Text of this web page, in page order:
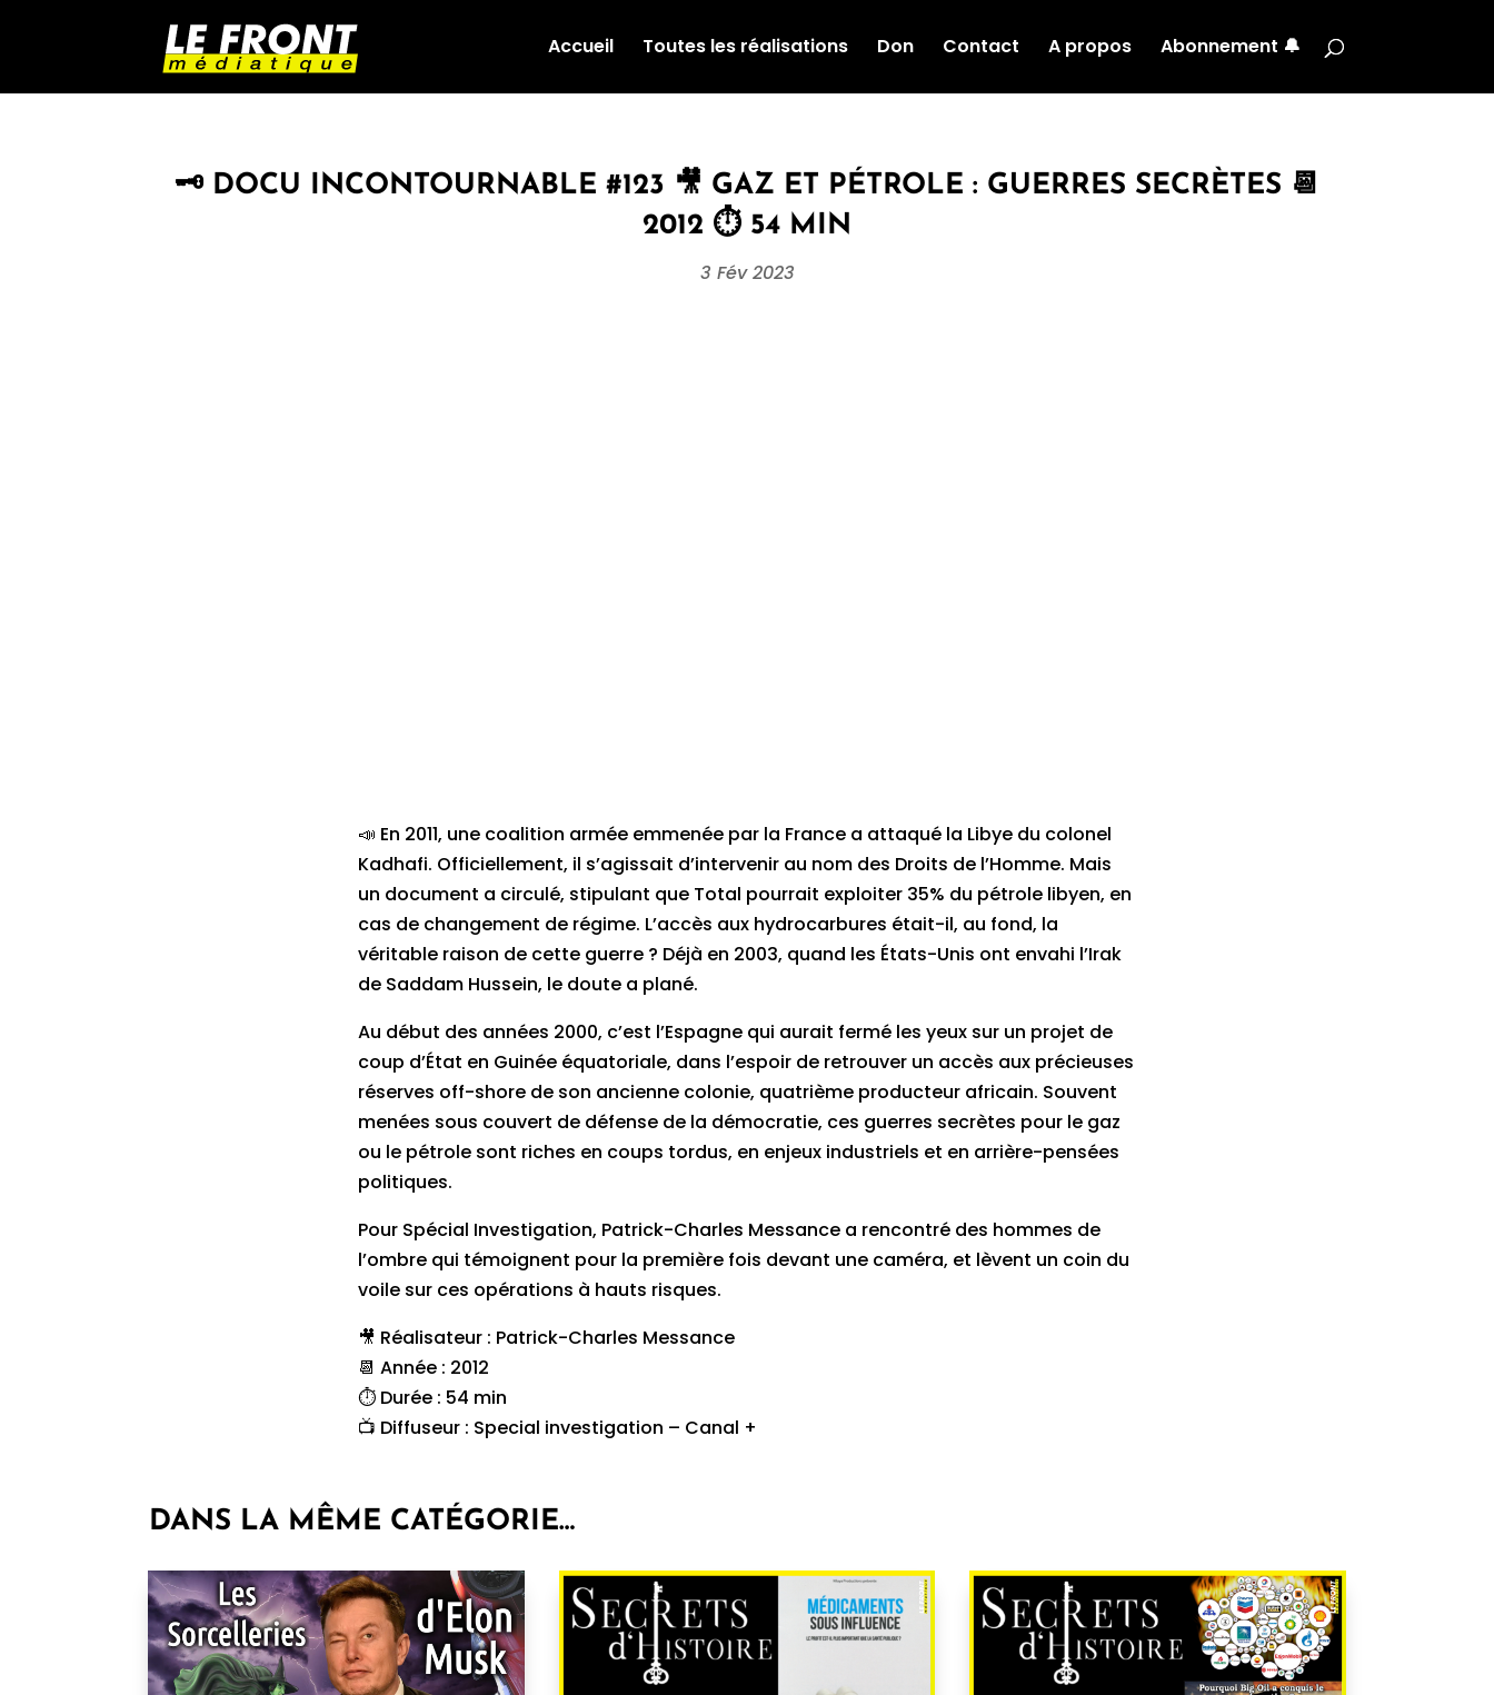
Accueil Toutes les réalisations Don Contact A propos Abonnement 🔔
🗝 DOCU INCONTOURNABLE #123 🎥 GAZ ET PÉTROLE : GUERRES SECRÈTES 📆
2012 ⏱ 54 MIN
3 Fév 2023
📣 En 2011, une coalition armée emmenée par la France a attaqué la Libye du colonel
Kadhafi. Officiellement, il s’agissait d’intervenir au nom des Droits de l’Homme. Mais
un document a circulé, stipulant que Total pourrait exploiter 35% du pétrole libyen, en
cas de changement de régime. L’accès aux hydrocarbures était-il, au fond, la
véritable raison de cette guerre ? Déjà en 2003, quand les États-Unis ont envahi l’Irak
de Saddam Hussein, le doute a plané.
Au début des années 2000, c’est l’Espagne qui aurait fermé les yeux sur un projet de
coup d’État en Guinée équatoriale, dans l’espoir de retrouver un accès aux précieuses
réserves off-shore de son ancienne colonie, quatrième producteur africain. Souvent
menées sous couvert de défense de la démocratie, ces guerres secrètes pour le gaz
ou le pétrole sont riches en coups tordus, en enjeux industriels et en arrière-pensées
politiques.
Pour Spécial Investigation, Patrick-Charles Messance a rencontré des hommes de
l’ombre qui témoignent pour la première fois devant une caméra, et lèvent un coin du
voile sur ces opérations à hauts risques.
🎥 Réalisateur : Patrick-Charles Messance
📆 Année : 2012
⏱ Durée : 54 min
📺 Diffuseur : Special investigation – Canal +
DANS LA MÊME CATÉGORIE…